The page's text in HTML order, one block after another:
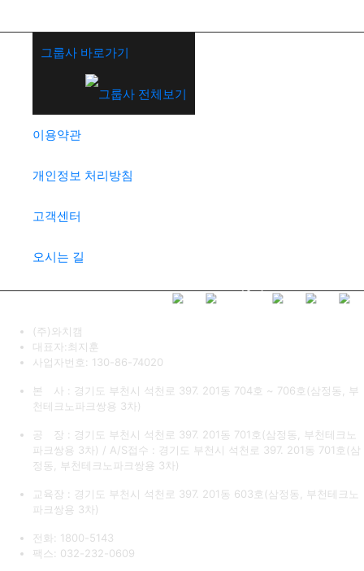
그룹사 바로가기
이용약관
개인정보 처리방침
고객센터
오시는 길
(주)와치캠
대표자:최지훈
사업자번호: 130-86-74020
본 사 : 경기도 부천시 석천로 397. 201동 704호 ~ 706호(삼정동, 부
천테크노파크쌍용 3차)
공 장 : 경기도 부천시 석천로 397. 201동 701호(삼정동, 부천테크노
파크쌍용 3차) / A/S접수 : 경기도 부천시 석천로 397. 201동 701호(삼
정동, 부천테크노파크쌍용 3차)
교육장 : 경기도 부천시 석천로 397. 201동 603호(삼정동, 부천테크노
파크쌍용 3차)
전화: 1800-5143
팩스: 032-232-0609